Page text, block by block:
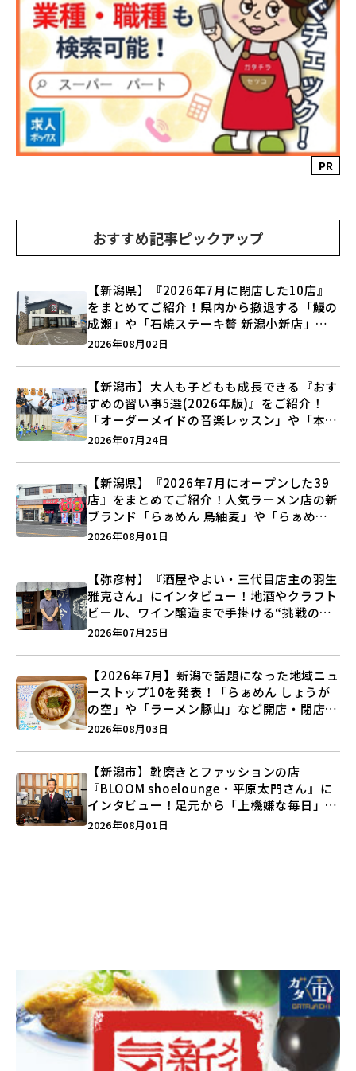
PR
おすすめ記事ピックアップ
【新潟県】『2026年7月に閉店した10店』
をまとめてご紹介！県内から撤退する「鰻の
成瀬」や「石焼ステーキ贅 新潟小新店」が
営業に幕…。
2026年08月02日
【新潟市】大人も子どもも成長できる『おす
すめの習い事5選(2026年版)』をご紹介！
「オーダーメイドの音楽レッスン」や「本格
キックボクシング」で新しい自分を見つけよ
2026年07月24日
【新潟県】『2026年7月にオープンした39
店』をまとめてご紹介！人気ラーメン店の新
ブランド「らぁめん 鳥紬麦」や「らぁめん
しょうがの空」など盛りだくさん♪
2026年08月01日
【弥彦村】『酒屋やよい・三代目店主の羽生
雅克さん』にインタビュー！地酒やクラフト
ビール、ワイン醸造まで手掛ける“挑戦の歴
史”に迫る♪
2026年07月25日
【2026年7月】新潟で話題になった地域ニュ
ーストップ10を発表！「らぁめん しょうが
の空」や「ラーメン豚山」など開店・閉店の
注目記事をランキングでご紹介♪
2026年08月03日
【新潟市】靴磨きとファッションの店
『BLOOM shoelounge・平原太門さん』に
インタビュー！足元から「上機嫌な毎日」を
つくる装いの提案とは？
2026年08月01日